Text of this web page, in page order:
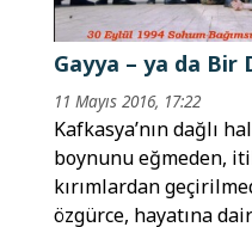
Gayya – ya da Bir
11 Mayıs 2016, 17:22
Kafkasya’nın dağlı
boynunu eğmeden,
kırımlardan
özgürce, hayatına